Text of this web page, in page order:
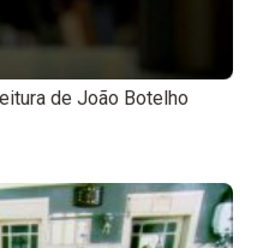
de João Botelho